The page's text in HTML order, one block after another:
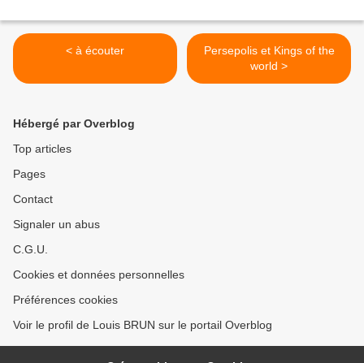
< à écouter
Persepolis et Kings of the
world >
Hébergé par Overblog
Top articles
Pages
Contact
Signaler un abus
C.G.U.
Cookies et données personnelles
Préférences cookies
Voir le profil de Louis BRUN sur le portail Overblog